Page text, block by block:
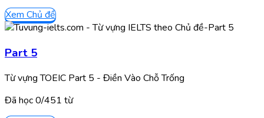
Xem Chủ đề
Part 5
Từ vựng TOEIC Part 5 - Điền Vào Chỗ Trống
Đã học0/451 từ